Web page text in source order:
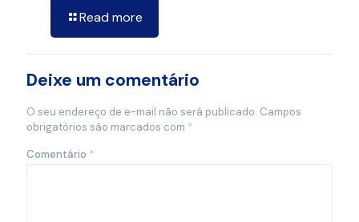
Read more
Deixe um comentário
O seu endereço de e-mail não será publicado. Campos
obrigatórios são marcados com *
Comentário *